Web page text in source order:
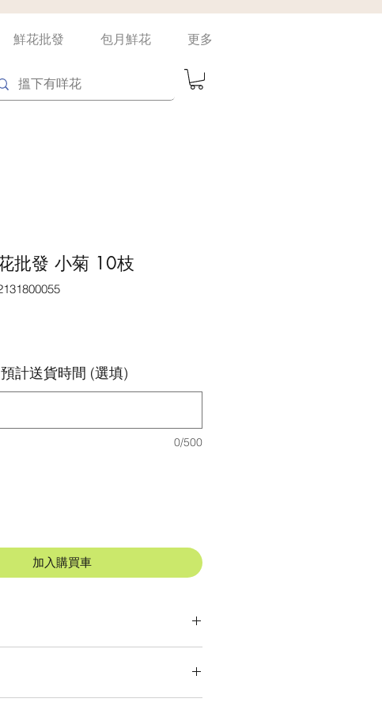
鮮花批發 包月鮮花 更多
批發 小菊 10枝
計送貨時間 (選填)
0/500
加入購買車